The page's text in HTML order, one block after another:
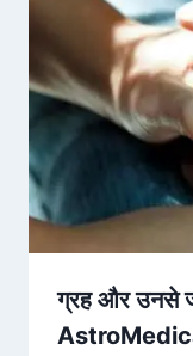
ग्रह और उनसे